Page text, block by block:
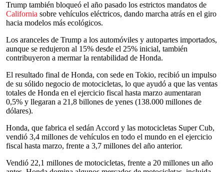
Trump también bloqueó el año pasado los estrictos mandatos de
California sobre vehículos eléctricos, dando marcha atrás en el giro
hacia modelos más ecológicos.
Los aranceles de Trump a los automóviles y autopartes importados,
aunque se redujeron al 15% desde el 25% inicial, también
contribuyeron a mermar la rentabilidad de Honda.
El resultado final de Honda, con sede en Tokio, recibió un impulso
de su sólido negocio de motocicletas, lo que ayudó a que las ventas
totales de Honda en el ejercicio fiscal hasta marzo aumentaran
0,5% y llegaran a 21,8 billones de yenes (138.000 millones de
dólares).
Honda, que fabrica el sedán Accord y las motocicletas Super Cub,
vendió 3,4 millones de vehículos en todo el mundo en el ejercicio
fiscal hasta marzo, frente a 3,7 millones del año anterior.
Vendió 22,1 millones de motocicletas, frente a 20 millones un año